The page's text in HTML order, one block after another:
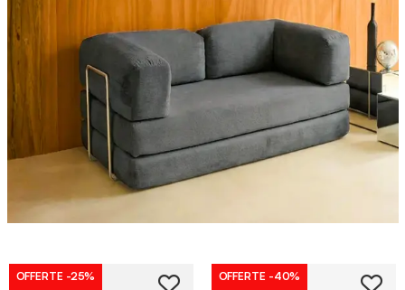
OFFERTE -25% OFFERTE -40%